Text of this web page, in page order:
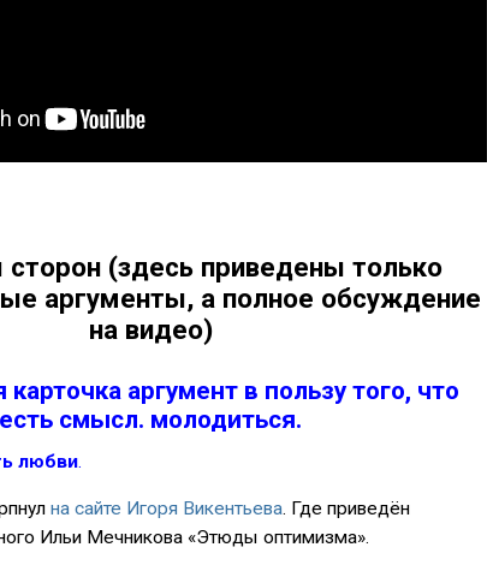
(здесь приведены только
аргументы, а полное обсуждение
на видео)
карточка аргумент в пользу того, что
есть смысл. молодиться.
любви.
на сайте Игоря Викентьева. Где приведён
Ильи Мечникова «Этюды оптимизма».